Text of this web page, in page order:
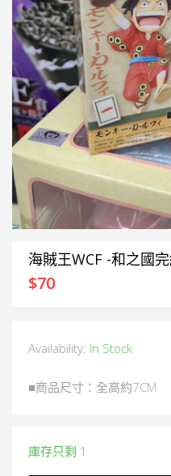
海賊王WCF -和之國
$70
Availability: In Stock
■商品尺寸：全高約7CM
庫存只剩 1